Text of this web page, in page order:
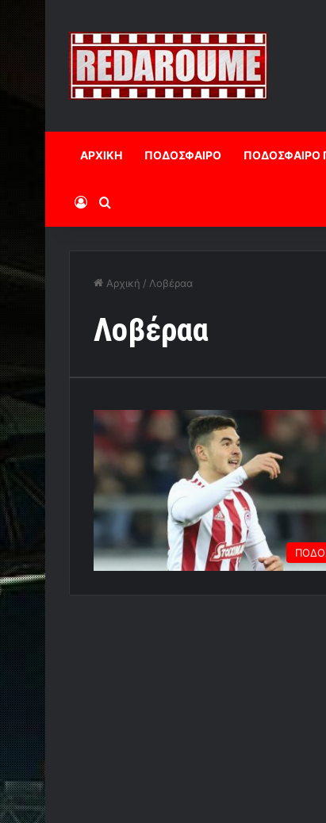
ΑΡΧΙΚΗ ΠΟΔΟΣΦΑΙΡΟ ΠΟΔΟΣΦΑΙΡΟ
Log InΑναζήτηση
Αρχική / Λοβέραα
Λοβέραα